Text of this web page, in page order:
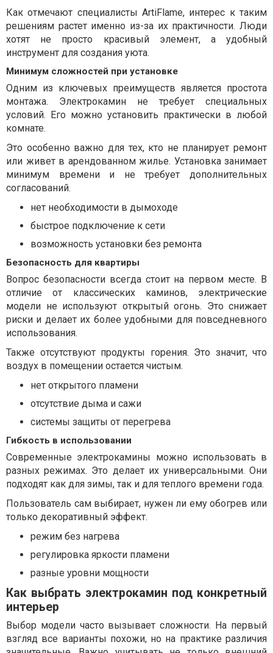
Как отмечают специалисты ArtiFlame, интерес к таким
решениям растет именно из-за их практичности. Люди
хотят не просто красивый элемент, а удобный
инструмент для создания уюта.
Минимум сложностей при установке
Одним из ключевых преимуществ является простота
монтажа. Электрокамин не требует специальных
условий. Его можно установить практически в любой
комнате.
Это особенно важно для тех, кто не планирует ремонт
или живет в арендованном жилье. Установка занимает
минимум времени и не требует дополнительных
согласований.
нет необходимости в дымоходе
быстрое подключение к сети
возможность установки без ремонта
Безопасность для квартиры
Вопрос безопасности всегда стоит на первом месте. В
отличие от классических каминов, электрические
модели не используют открытый огонь. Это снижает
риски и делает их более удобными для повседневного
использования.
Также отсутствуют продукты горения. Это значит, что
воздух в помещении остается чистым.
нет открытого пламени
отсутствие дыма и сажи
системы защиты от перегрева
Гибкость в использовании
Современные электрокамины можно использовать в
разных режимах. Это делает их универсальными. Они
подходят как для зимы, так и для теплого времени года.
Пользователь сам выбирает, нужен ли ему обогрев или
только декоративный эффект.
режим без нагрева
регулировка яркости пламени
разные уровни мощности
Как выбрать электрокамин под конкретный
интерьер
Выбор модели часто вызывает сложности. На первый
взгляд все варианты похожи, но на практике различия